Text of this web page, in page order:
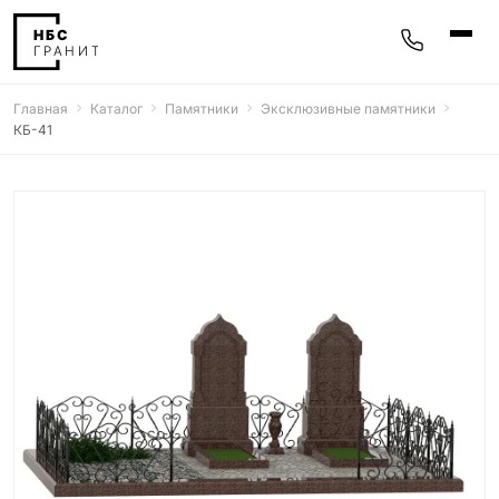
Надгробные плиты
30 моделей
Благоустройство
42 модели
Главная Каталог Памятники
Эксклюзивные памятники
КБ-41